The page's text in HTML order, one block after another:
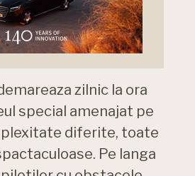
zilnic la ora
special amenajat pe
diferite, toate
Pe langa